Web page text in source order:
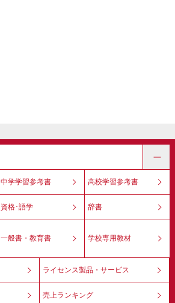
中学学習参考書 高校学習参考書
資格･語学 辞書
一般書・教育書 学校専用教材
ライセンス製品・サービス
売上ランキング